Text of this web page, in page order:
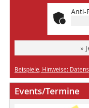
Anti-
»
Beispiele, Hinweise:
Events/Termine